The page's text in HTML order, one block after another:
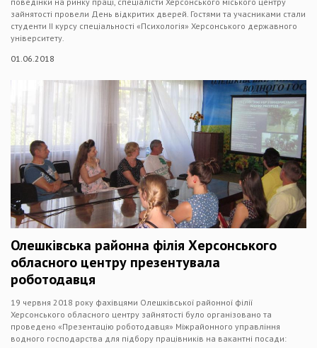
зайнятості провели День відкритих дверей. Гостями та учасниками стали
студенти ІІ курсу спеціальності «Психологія» Херсонського державного
університету.
01.06.2018
Олешківська районна філія Херсонського
обласного центру презентувала
роботодавця
19 червня 2018 року фахівцями Олешківської районної філії
Херсонського обласного центру зайнятості було організовано та
проведено «Презентацію роботодавця» Міжрайонного управління
водного господарства для підбору працівників на вакантні посади: